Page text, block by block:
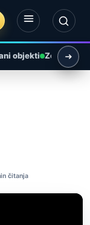
objekti Zemlja i
čitanja